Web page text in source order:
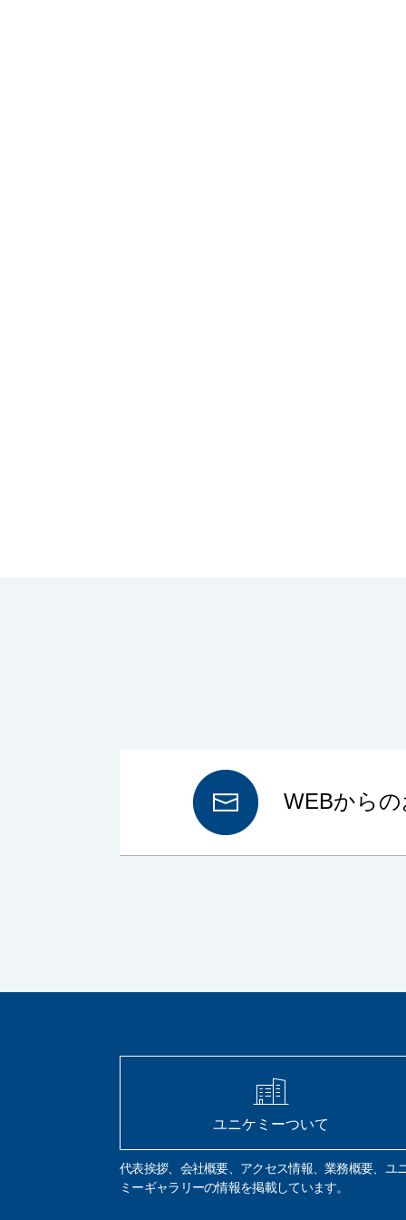
WEBから
ユニケミーついて
代表挨拶、会社概要、アクセス情報、業務概要、ユ
ミーギャラリーの情報を掲載しています。